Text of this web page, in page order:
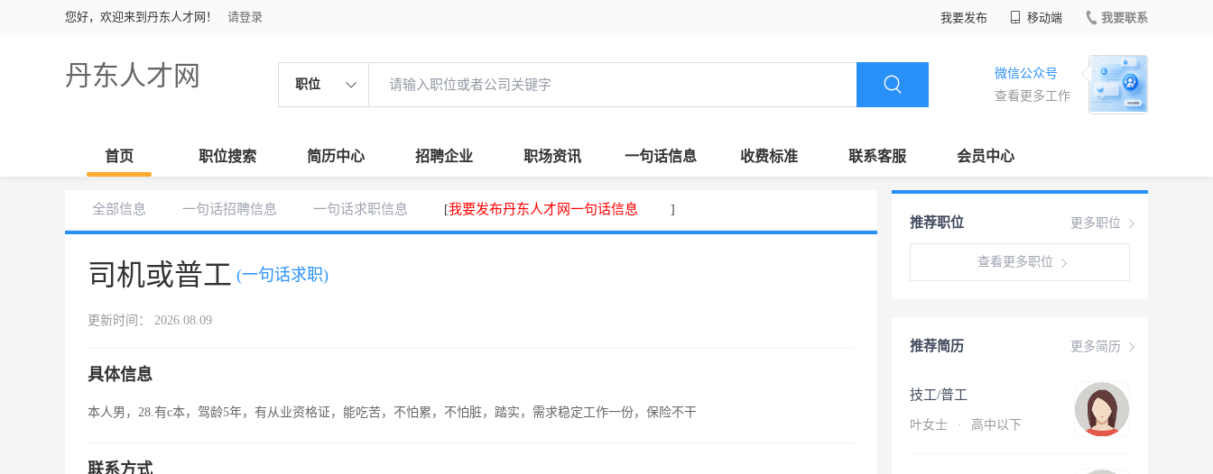
您好，欢迎来到丹东人才网！ 请登录 我要发布 移动端 我要联系
丹东人才网 职位
微信公众号
查看更多工作
首页 职位搜索 简历中心 招聘企业 职场资讯 一句话信息 收费标准 联系客服 会员中心
全部信息 一句话招聘信息 一句话求职信息 [我要发布丹东人才网一句话信息 ]
司机或普工 (一句话求职)
更新时间： 2026.08.09
具体信息
本人男，28.有c本，驾龄5年，有从业资格证，能吃苦，不怕累，不怕脏，踏实，需求稳定工作一份，保险不干
联系方式
更多职位
推荐职位
查看更多职位
更多简历
推荐简历
技工/普工
叶女士 · 高中以下